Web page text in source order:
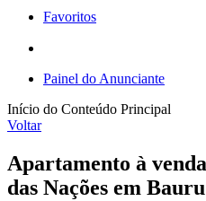
Favoritos
Painel do Anunciante
Início do Conteúdo Principal
Voltar
Apartamento à
das Nações em